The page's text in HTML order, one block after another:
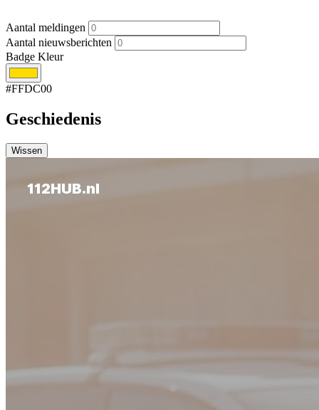
Aantal meldingen
Aantal nieuwsberichten
Badge Kleur
#FFDC00
Geschiedenis
Wissen